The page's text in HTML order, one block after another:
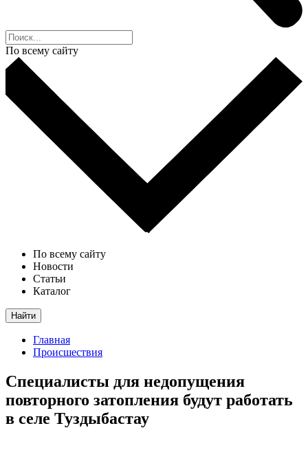
По всему сайту
По всему сайту
Новости
Статьи
Каталог
Найти
Главная
Происшествия
Специалисты для недопущения
повторного затопления будут работать
в селе Туздыбастау